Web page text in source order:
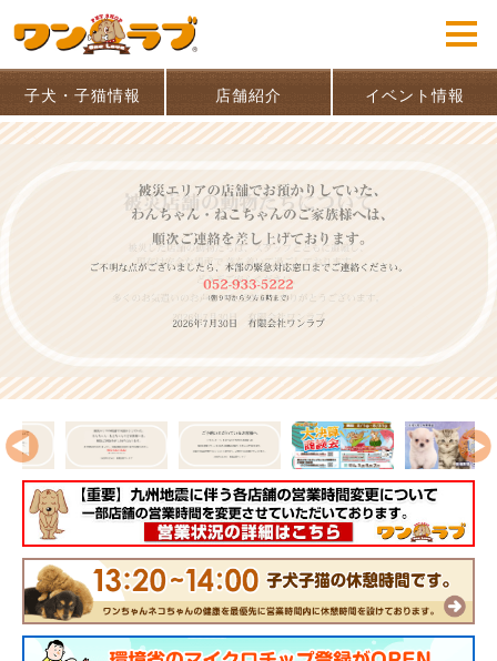
子犬・子猫情報 店舗紹介 イベント情報